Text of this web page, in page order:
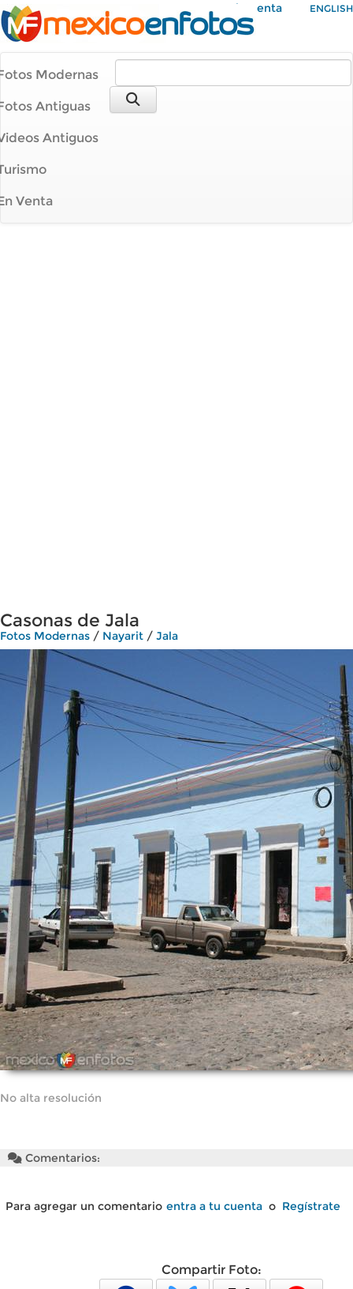
Mi Cuenta ENGLISH
Modernas
Antiguas
Antiguos
Venta
Casonas de Jala
Fotos Modernas / Nayarit / Jala
No alta resolución
Comentarios:
Para agregar un comentario entra a tu cuenta o Regístrate
Compartir Foto: